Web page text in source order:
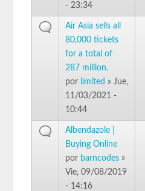
- 23:34
Air Asia sells all
80,000 tickets
for a total of
287 million.
por limited » Jue,
11/03/2021 -
10:44
Albendazole |
Buying Online
por barncodes »
Vie, 09/08/2019
- 14:16